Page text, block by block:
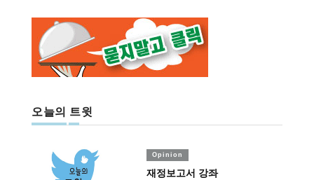
오늘의 트윗
Opinion
재정보고서 강좌